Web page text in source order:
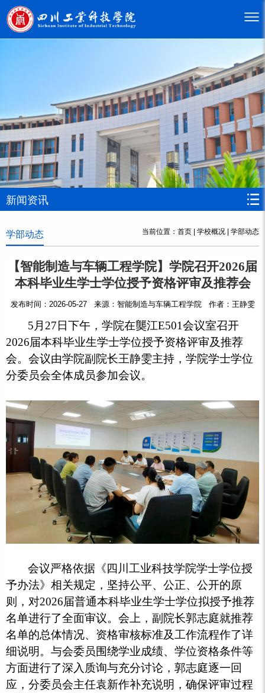
新闻资讯
学部动态 当前位置： 首页 | 学校概况 | 学部动态
【智能制造与车辆工程学院】学院召开2026届
本科毕业生学士学位授予资格评审及推荐会
发布时间：2026-05-27 来源：智能制造与车辆工程学院 作者：王静雯
5月27日下午，学院在龑江E501会议室召开
2026届本科毕业生学士学位授予资格评审及推荐
会。会议由学院副院长王静雯主持，学院学士学位
分委员会全体成员参加会议。
会议严格依据《四川工业科技学院学士学位授
予办法》相关规定，坚持公平、公正、公开的原
则，对2026届普通本科毕业生学士学位拟授予推荐
名单进行了全面审议。会上，副院长郭志庭就推荐
名单的总体情况、资格审核标准及工作流程作了详
细说明。与会委员围绕学业成绩、学位资格条件等
方面进行了深入质询与充分讨论，郭志庭逐一回
应，分委员会主任袁新作补充说明，确保评审过程